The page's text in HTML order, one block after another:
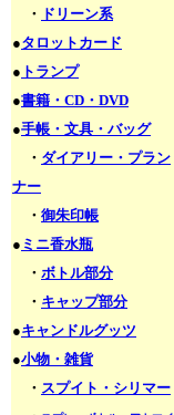
・ ドリーン系
●タロットカード
● トランプ
●書籍・CD・DVD
●手帳・文具・バッグ
・ ダイアリー・プラン
ナー
・ 御朱印帳
● ミニ香水瓶
・ ボトル部分
・ キャップ部分
●キャンドルグッツ
●小物・雑貨
・ スプイト・シリマー